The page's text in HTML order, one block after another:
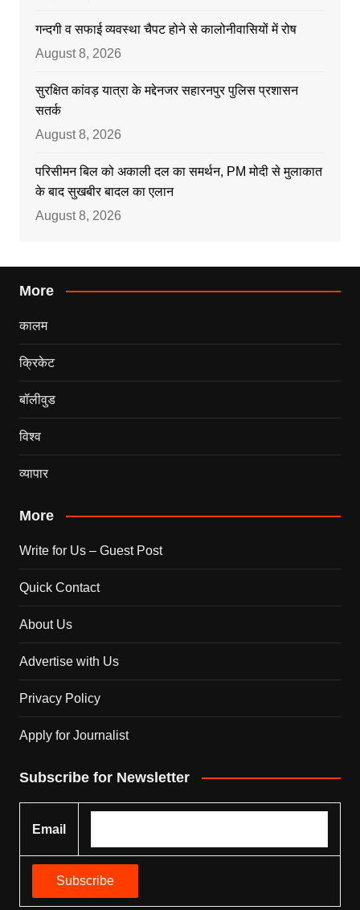
गन्दगी व सफाई व्यवस्था चैपट होने से कालोनीवासियों में रोष
August 8, 2026
सुरक्षित कांवड़ यात्रा के मद्देनजर सहारनपुर पुलिस प्रशासन
सतर्क
August 8, 2026
परिसीमन बिल को अकाली दल का समर्थन, PM मोदी से मुलाकात
के बाद सुखबीर बादल का एलान
August 8, 2026
More
कालम
क्रिकेट
बॉलीवुड
विश्व
व्यापार
More
Write for Us – Guest Post
Quick Contact
About Us
Advertise with Us
Privacy Policy
Apply for Journalist
Subscribe for Newsletter
Email